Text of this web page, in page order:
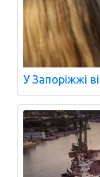
У Запоріжжі